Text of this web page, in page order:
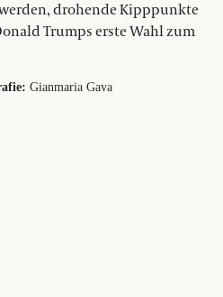
drohende Kipppunkte
Trumps erste Wahl zum
Gianmaria Gava